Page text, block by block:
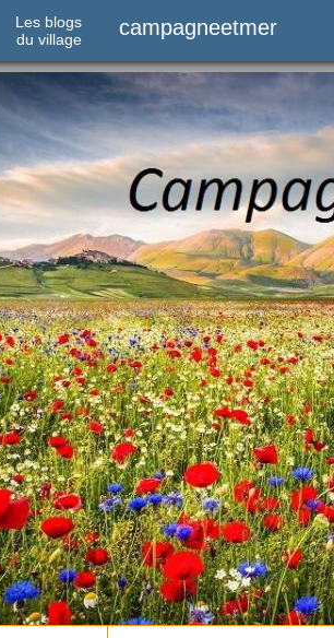
Les blogs
du village
campagneetmer